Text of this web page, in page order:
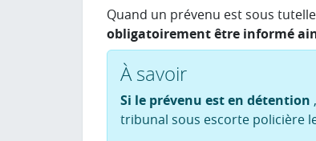
Quand un prévenu est sous
obligatoirement être informé
À savoir
Si le prévenu est en détention
tribunal sous escorte policière